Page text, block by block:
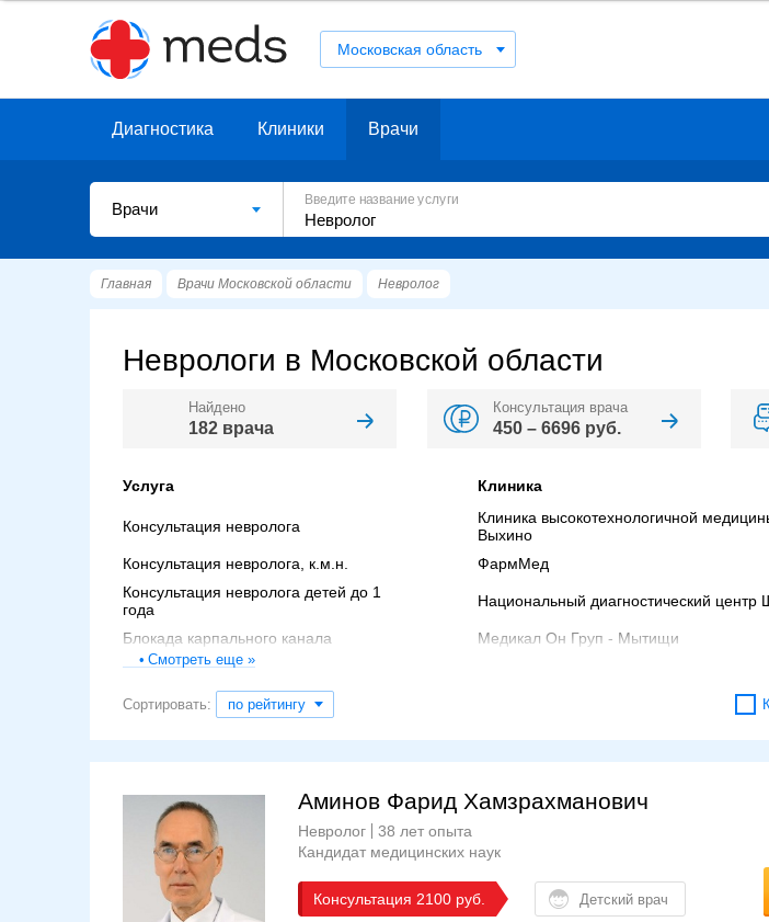
Московская область
Диагностика Клиники Врачи
Врачи
Введите название услуги
Главная Врачи Московской области Невролог
Неврологи в Московской области
Найдено
182 врача
Консультация врача
450 – 6696 руб.
Услуга Клиника
Консультация невролога
Клиника высокотехнологичной
Выхино
Консультация невролога, к.м.н. ФармМед
Консультация невролога детей до 1
года
Национальный диагностический центр
Блокада карпального канала Медикал Он Груп - Мытищи
Эпидуральная блокада
Тестирование когнитивных функций
Паравертебральная блокада
Консультация нейрогенетика
Клиника Психическое здоровье Щекутино
Смотреть еще »
Сортировать: по рейтингу
Аминов Фарид Хамзрахманович
Невролог
38 лет опыта
Кандидат медицинских наук
Консультация 2100 Детский врач